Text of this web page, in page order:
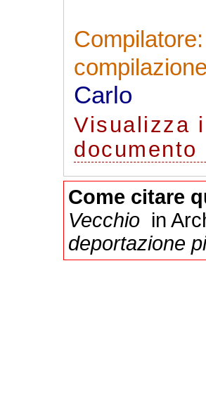
Compilatore:
Carlo
Visualizza
documento
Come citare
Vecchioin
deportazione